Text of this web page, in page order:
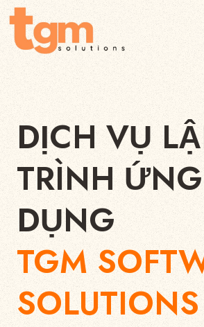
DỊCH VỤ
TRÌNH ỨNG
DỤNG
TGM
SOLUTIONS